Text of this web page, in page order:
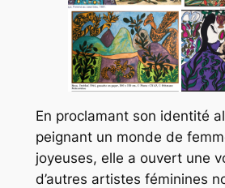
En proclamant son identité
peignant un monde de
joyeuses, elle a ouvert une
d’autres artistes féminines